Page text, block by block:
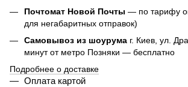
Почтомат Новой Почты — по тарифу
для негабаритных отправок)
Самовывоз из шоурума г. Киев, ул.
минут от метро Позняки — бесплатно
Подробнее о доставке
Оплата картой